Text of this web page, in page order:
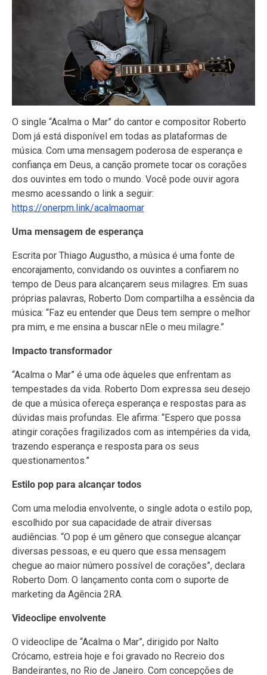
O single “Acalma o Mar” do cantor e compositor Roberto
Dom já está disponível em todas as plataformas de
música. Com uma mensagem poderosa de esperança e
confiança em Deus, a canção promete tocar os corações
dos ouvintes em todo o mundo. Você pode ouvir agora
mesmo acessando o link a seguir:
https://onerpm.link/acalmaomar
Uma mensagem de esperança
Escrita por Thiago Augustho, a música é uma fonte de
encorajamento, convidando os ouvintes a confiarem no
tempo de Deus para alcançarem seus milagres. Em suas
próprias palavras, Roberto Dom compartilha a essência da
música: “Faz eu entender que Deus tem sempre o melhor
pra mim, e me ensina a buscar nEle o meu milagre.”
Impacto transformador
“Acalma o Mar” é uma ode àqueles que enfrentam as
tempestades da vida. Roberto Dom expressa seu desejo
de que a música ofereça esperança e respostas para as
dúvidas mais profundas. Ele afirma: “Espero que possa
atingir corações fragilizados com as intempéries da vida,
trazendo esperança e resposta para os seus
questionamentos.”
Estilo pop para alcançar todos
Com uma melodia envolvente, o single adota o estilo pop,
escolhido por sua capacidade de atrair diversas
audiências. “O pop é um gênero que consegue alcançar
diversas pessoas, e eu quero que essa mensagem
chegue ao maior número possível de corações”, declara
Roberto Dom. O lançamento conta com o suporte de
marketing da Agência 2RA.
Videoclipe envolvente
O videoclipe de “Acalma o Mar”, dirigido por Nalto
Crócamo, estreia hoje e foi gravado no Recreio dos
Bandeirantes, no Rio de Janeiro. Com concepções de